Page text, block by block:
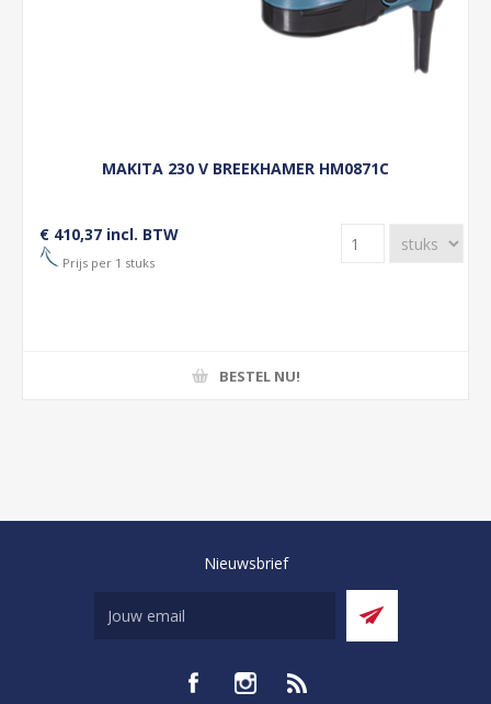
MAKITA 230 V BREEKHAMER HM0871C
€ 410,37 incl. BTW
Prijs per 1 stuks
BESTEL NU!
Nieuwsbrief